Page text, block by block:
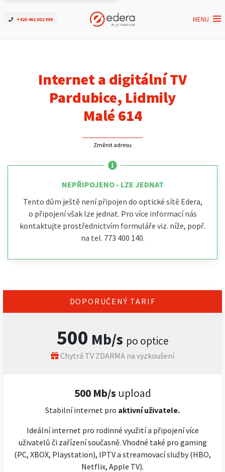
+420 461 002 999 MENU
Ověřit dostupnost
ČEZNET TV
Internet a digitální TV
Pardubice, Lidmily
Malé 614
Změnit adresu
NEPŘIPOJENO - LZE JEDNAT
Tento dům ještě není připojen do optické sítě Edera,
o připojení však lze jednat. Pro více informací nás
kontaktujte prostřednictvím formuláře viz. níže, popř.
na tel. 773 400 140.
DOPORUČENÝ TARIF
500 Mb/s po optice
Chytrá TV ZDARMA na vyzkoušení
500 Mb/s upload
Stabilní internet pro aktivní uživatele.
Ideální internet pro rodinné využití a připojení více
uživatelů či zařízení současně. Vhodné také pro gaming
(PC, XBOX, Playstation), IPTV a streamovací služby (HBO,
Netflix, Apple TV).